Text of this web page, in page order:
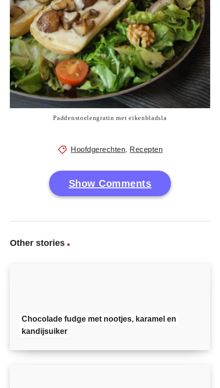
Paddenstoelengratin met eikenbladsla
Hoofdgerechten, Recepten
Show Comments
Other stories
Chocolade fudge met nootjes, karamel en
kandijsuiker